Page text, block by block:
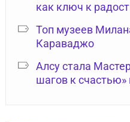
как ключ к
Топ музеев
Караваджо
Алсу стала
шагов к